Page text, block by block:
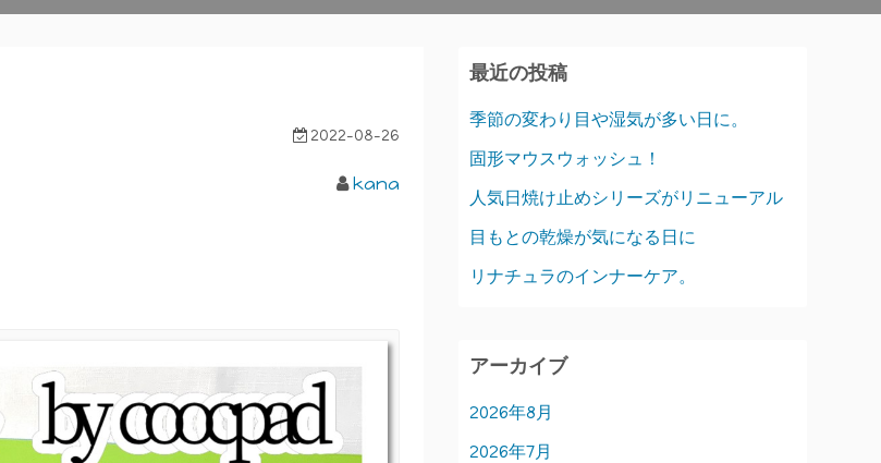
2022-08-26
kana
最近の投稿
季節の変わり目や湿気が多い日に。
固形マウスウォッシュ！
人気日焼け止めシリーズがリニューアル
目もとの乾燥が気になる日に
リナチュラのインナーケア。
アーカイブ
2026年8月
2026年7月